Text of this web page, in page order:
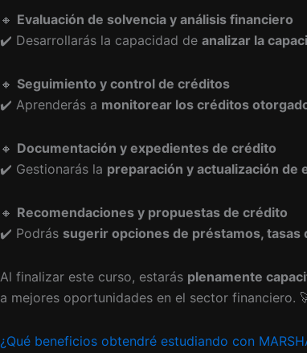
🔸 Evaluación de solvencia y análisis financiero
✔️ Desarrollarás la capacidad de analizar la
🔸 Seguimiento y control de créditos
✔️ Aprenderás a monitorear los créditos
🔸 Documentación y expedientes de crédito
✔️ Gestionarás la preparación y actualización de
🔸 Recomendaciones y propuestas de crédito
✔️ Podrás sugerir opciones de préstamos,
Al finalizar este curso, estarás plenamente
a mejores oportunidades en el sector financiero.
¿Qué beneficios obtendré estudiando con